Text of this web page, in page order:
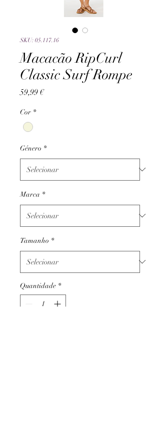
SKU: 05.117.16
Macacão RipCurl
Classic Surf Rompe
59,99 €Preço
Cor *
Género *
Marca *
Tamanho *
Quantidade *